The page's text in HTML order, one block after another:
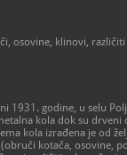
osovine, klinovi,
1931. godine, u selu
kola dok su
kola izrađena je od
kotača, osovine,